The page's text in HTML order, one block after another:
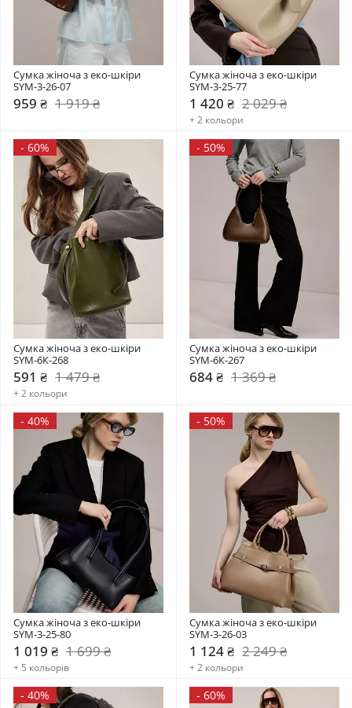
Сумка жіноча з еко-шкіри
SYM-3-26-07
959 ₴ 1 919 ₴
Сумка жіноча з еко-шкіри
SYM-3-25-77
1 420 ₴ 2 029 ₴
+ 2 кольори
- 60%
Сумка жіноча з еко-шкіри
SYM-6К-268
591 ₴ 1 479 ₴
+ 2 кольори
- 50%
Сумка жіноча з еко-шкіри
SYM-6К-267
684 ₴ 1 369 ₴
- 40%
Сумка жіноча з еко-шкіри
SYM-3-25-80
1 019 ₴ 1 699 ₴
+ 5 кольорів
- 50%
Сумка жіноча з еко-шкіри
SYM-3-26-03
1 124 ₴ 2 249 ₴
+ 2 кольори
- 40% - 60%